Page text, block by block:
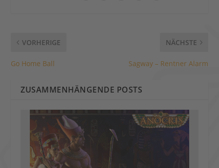
VORHERIGE
Go Home Ball
NÄCHSTE
Sagway – Rentner Alarm
ZUSAMMENHÄNGENDE POSTS